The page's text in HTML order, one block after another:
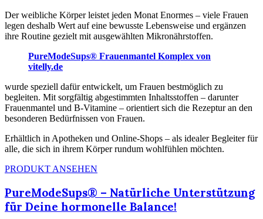
Der weibliche Körper leistet jeden Monat Enormes – viele Frauen
legen deshalb Wert auf eine bewusste Lebensweise und ergänzen
ihre Routine gezielt mit ausgewählten Mikronährstoffen.
PureModeSups® Frauenmantel Komplex von
vitelly.de
wurde speziell dafür entwickelt, um Frauen bestmöglich zu
begleiten. Mit sorgfältig abgestimmten Inhaltsstoffen – darunter
Frauenmantel und B-Vitamine – orientiert sich die Rezeptur an den
besonderen Bedürfnissen von Frauen.
Erhältlich in Apotheken und Online-Shops – als idealer Begleiter für
alle, die sich in ihrem Körper rundum wohlfühlen möchten.
PRODUKT ANSEHEN
PureModeSups® – Natürliche Unterstützung
für Deine hormonelle Balance!